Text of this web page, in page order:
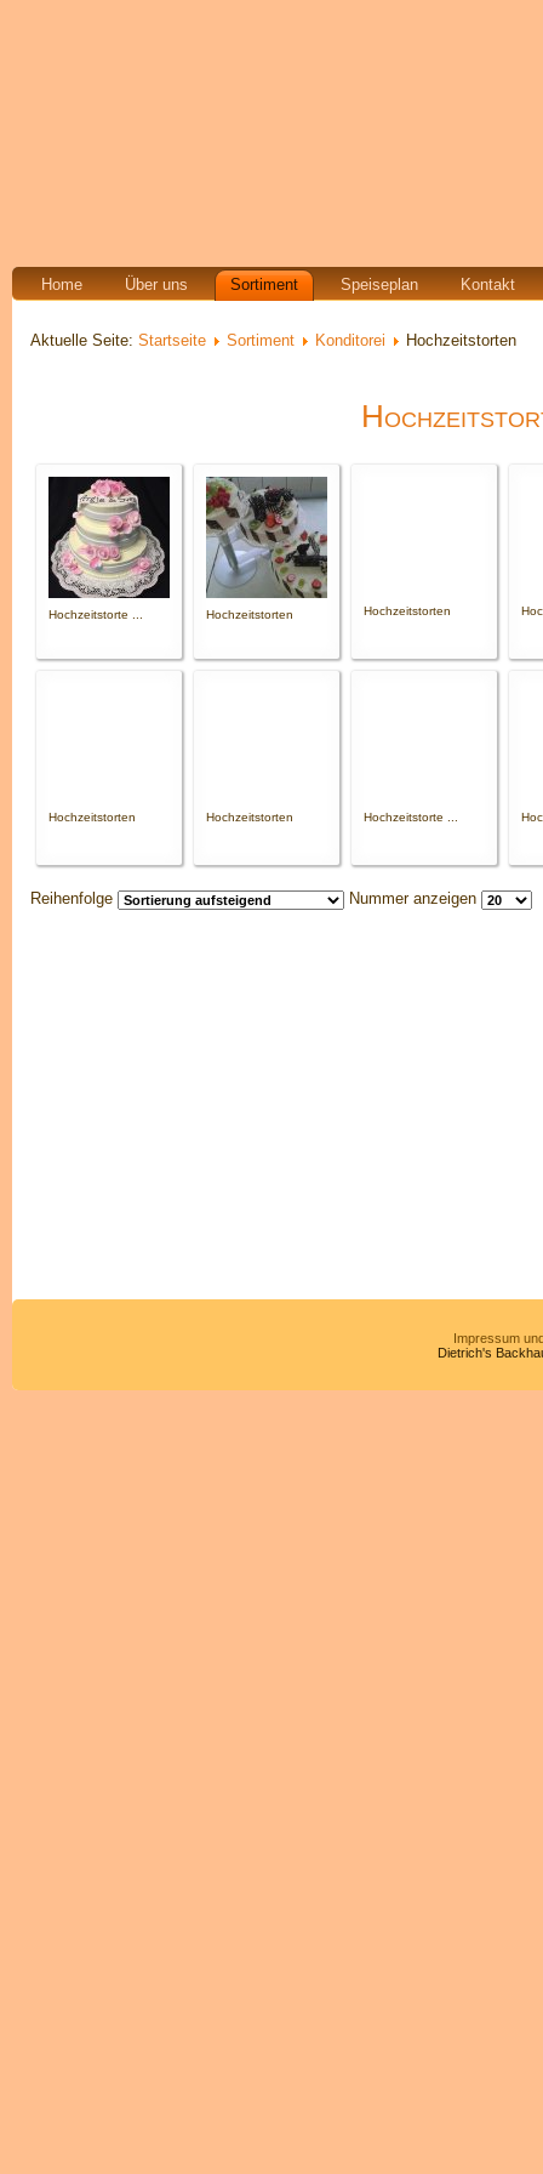
Home Über uns Sortiment Speiseplan Kontakt
Aktuelle Seite: Startseite Sortiment Konditorei Hochzeitstorten
Hochzeitstorte ... Hochzeitstorten Hochzeitstorten
Hochzeitstorten Hochzeitstorten Hochzeitstorte ...
Reihenfolge Nummer anzeigen
Impressum
Dietrich's